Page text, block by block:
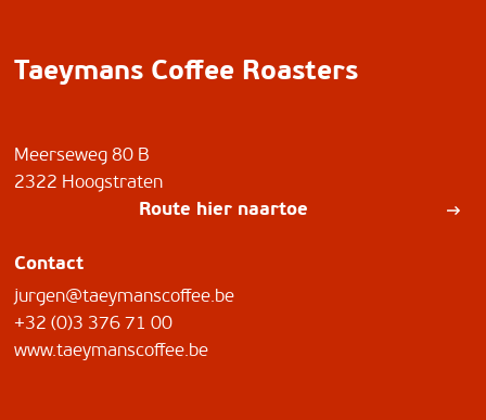
Taeymans Coffee Roasters
Meerseweg 80 B
2322 Hoogstraten
Route hier naartoe
Contact
jurgen@taeymanscoffee.be
+32 (0)3 376 71 00
www.taeymanscoffee.be